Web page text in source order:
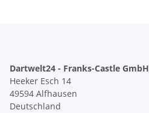
Dartwelt24 - Franks-Castle GmbH
Heeker Esch 14
49594 Alfhausen
Deutschland